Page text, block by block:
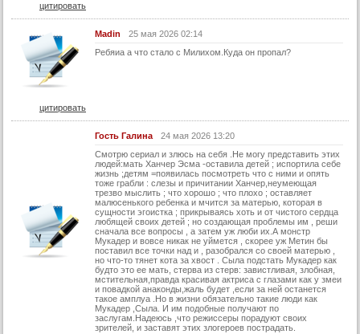
67 серия
68 серия
69 серия
70 серия
71 серия
76 серия
77 серия
цитировать
Madin
25 мая 2026 02:14
Ребяиа а что стало с Милихом.Куда он пропал?
цитировать
Гость Галина
24 мая 2026 13:20
Смотрю сериал и злюсь на себя .Не могу представить этих
людей:мать Ханчер Эсма -оставила детей ; испортила себе
жизнь ;детям =появилась посмотреть что с ними и опять
тоже грабли : слезы и причитании Ханчер,неумеющая
трезво мыслить ; что хорошо ; что плохо ; оставляет
малюсенького ребенка и мчится за матерью, которая в
сущности эгоистка ; прикрываясь хоть и от чистого сердца
любящей своих детей ; но создающая проблемы им , реши
сначала все вопросы , а затем уж люби их.А монстр
Мукадер и вовсе никак не уймется , скорее уж Метин бы
поставил все точки над и , разобрался со своей матерью ,
но что-то тянет кота за хвост . Сыла подстать Мукадер как
будто это ее мать, стерва из стерв: завистливая, злобная,
мстительная,правда красивая актриса с глазами как у змеи
и повадкой анаконды,жаль будет ,если за ней останется
такое амплуа .Но в жизни обязательно такие люди как
Мукадер ,Сыла. И им подобные получают по
заслугам.Надеюсь ,что режиссеры порадуют своих
зрителей, и заставят этих злогероев пострадать.